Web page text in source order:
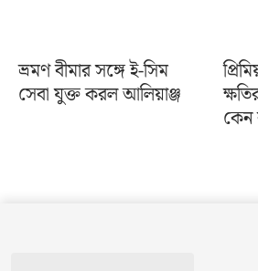
ভ্রমণ বীমার সঙ্গে ই-সিম
সেবা যুক্ত করল আলিয়াঞ্জ
কেন